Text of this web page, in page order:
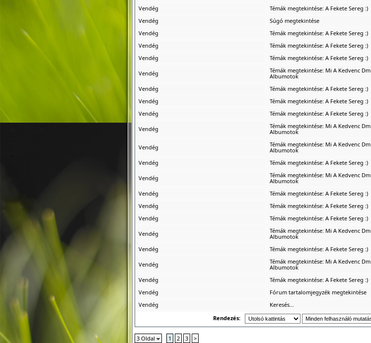
Vendég Témák megtekintése: A Fekete Sereg :)
Vendég
Súgó megtekintése
Vendég
Témák megtekintése: A Fekete Sereg :)
Vendég
Témák megtekintése: A Fekete Sereg :)
Vendég
Témák megtekintése: A Fekete Sereg :)
Vendég Témák megtekintése: Mi A Kedvenc Dm
Albumotok
Vendég Témák megtekintése: A Fekete Sereg :)
Vendég
Témák megtekintése: A Fekete Sereg :)
Vendég
Témák megtekintése: A Fekete Sereg :)
Vendég Témák megtekintése: Mi A Kedvenc Dm
Albumotok
Vendég Témák megtekintése: Mi A Kedvenc Dm
Albumotok
Vendég Témák megtekintése: A Fekete Sereg :)
Vendég Témák megtekintése: Mi A Kedvenc Dm
Albumotok
Vendég Témák megtekintése: A Fekete Sereg :)
Vendég
Témák megtekintése: A Fekete Sereg :)
Vendég
Témák megtekintése: A Fekete Sereg :)
Vendég Témák megtekintése: Mi A Kedvenc Dm
Albumotok
Vendég Témák megtekintése: A Fekete Sereg :)
Vendég Témák megtekintése: Mi A Kedvenc Dm
Albumotok
Vendég Témák megtekintése: A Fekete Sereg :)
Vendég
Fórum tartalomjegyzék megtekintése
Vendég
Keresés...
Rendezés:
3 Oldal 1 2 3 >